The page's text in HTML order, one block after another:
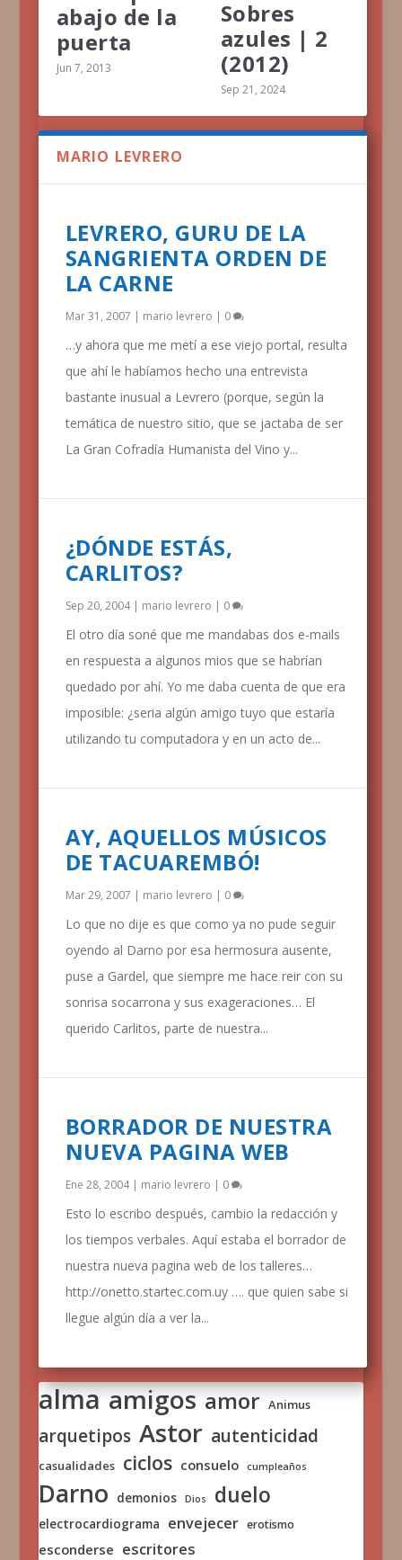
abajo de la
puerta
Jun 7, 2013
Sobres
azules | 2
(2012)
Sep 21, 2024
MARIO LEVRERO
LEVRERO, GURU DE LA
SANGRIENTA ORDEN DE
LA CARNE
Mar 31, 2007 | mario levrero | 0
…y ahora que me metí a ese viejo portal, resulta
que ahí le habíamos hecho una entrevista
bastante inusual a Levrero (porque, según la
temática de nuestro sitio, que se jactaba de ser
La Gran Cofradía Humanista del Vino y...
¿DÓNDE ESTÁS,
CARLITOS?
Sep 20, 2004| mario levrero | 0
El otro día soné que me mandabas dos e-mails
en respuesta a algunos mios que se habrían
quedado por ahí. Yo me daba cuenta de que era
imposible: ¿seria algún amigo tuyo que estaría
utilizando tu computadora y en un acto de...
AY, AQUELLOS MÚSICOS
DE TACUAREMBÓ!
Mar 29, 2007 | mario levrero | 0
Lo que no dije es que como ya no pude seguir
oyendo al Darno por esa hermosura ausente,
puse a Gardel, que siempre me hace reir con su
sonrisa socarrona y sus exageraciones… El
querido Carlitos, parte de nuestra...
BORRADOR DE NUESTRA
NUEVA PAGINA WEB
Ene 28, 2004| mario levrero | 0
Esto lo escribo después, cambio la redacción y
los tiempos verbales. Aquí estaba el borrador de
nuestra nueva pagina web de los talleres…
http://onetto.startec.com.uy …. que quien sabe si
llegue algún día a ver la...
alma amigos amor Animus
arquetipos Astor autenticidad
casualidades ciclos consuelo cumpleaños
Darno demonios Dios duelo
electrocardiograma envejecer erotismo
esconderse escritores